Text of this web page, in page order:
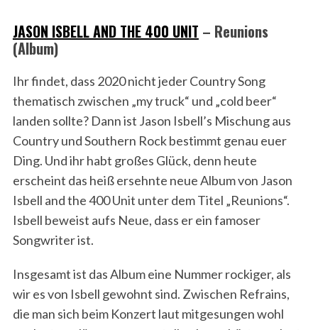
JASON ISBELL AND THE 400 UNIT – Reunions
(Album)
Ihr findet, dass 2020 nicht jeder Country Song
thematisch zwischen „my truck“ und „cold beer“
landen sollte? Dann ist Jason Isbell’s Mischung aus
Country und Southern Rock bestimmt genau euer
Ding. Und ihr habt großes Glück, denn heute
erscheint das heiß ersehnte neue Album von Jason
Isbell and the 400 Unit unter dem Titel „Reunions“.
Isbell beweist aufs Neue, dass er ein famoser
Songwriter ist.
Insgesamt ist das Album eine Nummer rockiger, als
wir es von Isbell gewohnt sind. Zwischen Refrains,
die man sich beim Konzert laut mitgesungen wohl